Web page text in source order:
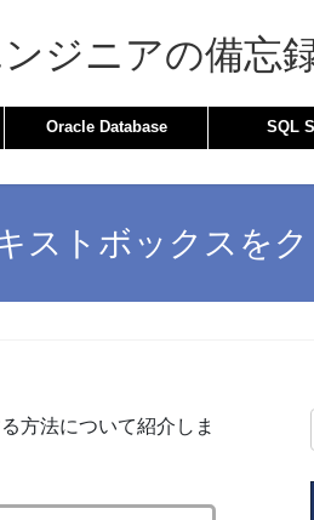
ジニアの備忘
Oracle Database SQL
ストボックスを
方法について紹介しま